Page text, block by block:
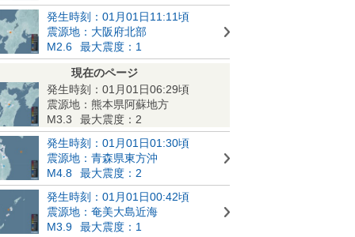
発生時刻：01月01日11:11頃
震源地：大阪府北部
M2.6
最大震度：1
現在のページ
発生時刻：01月01日06:29頃
震源地：熊本県阿蘇地方
M3.3
最大震度：2
発生時刻：01月01日01:30頃
震源地：青森県東方沖
M4.8
最大震度：2
発生時刻：01月01日00:42頃
震源地：奄美大島近海
M3.9
最大震度：1